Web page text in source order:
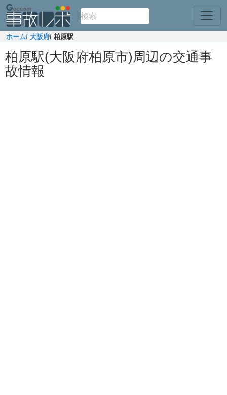
ホーム/ 大阪府/ 柏原駅
柏原駅(大阪府柏原市)周辺の交通事
故情報